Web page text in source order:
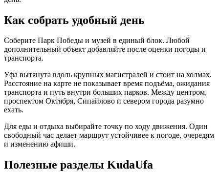
Как собрать удобный день
Соберите Парк Победы и музей в единый блок. Любой
дополнительный объект добавляйте после оценки погоды и
транспорта.
Уфа вытянута вдоль крупных магистралей и стоит на холмах.
Расстояние на карте не показывает время подъёма, ожидания
транспорта и путь внутри больших парков. Между центром,
проспектом Октября, Сипайлово и севером города разумно
ехать.
Для еды и отдыха выбирайте точку по ходу движения. Один
свободный час делает маршрут устойчивее к погоде, очередям
и изменению афиши.
Полезные разделы KudaUfa